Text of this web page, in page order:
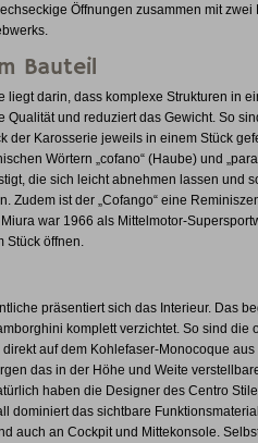
Öffnungen zusammen mit zwei
Bauteil
darin, dass komplexe Strukturen in
und reduziert das Gewicht. So
Karosserie jeweils in einem Stück
Wörtern „cofano“ (Haube) und
die sich leicht abnehmen lassen und
ist der „Cofango“ eine
war 1966 als Mittelmotor-
öffnen.
präsentiert sich das Interieur. Das
komplett verzichtet. So sind die
auf dem Kohlefaser-Monocoque aus
das in der Höhe und Weite
haben die Designer des Centro
dominiert das sichtbare
auch an Cockpit und Mittekonsole.